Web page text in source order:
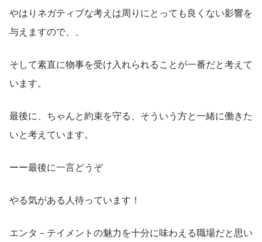
やはりネガティブな考えは周りにとっても良くない影響を
与えますので、、
そして素直に物事を受け入れられることが一番だと考えて
います。
最後に、ちゃんと約束を守る、そういう方と一緒に働きた
いと考えています。
ーー最後に一言どうぞ
やる気がある人待っています！
エンタ－テイメントの魅力を十分に味わえる職場だと思い